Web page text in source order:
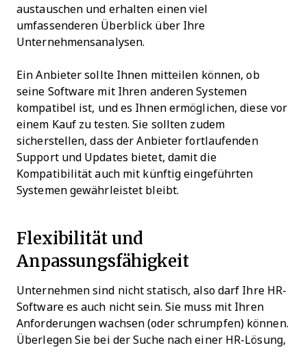
austauschen und erhalten einen viel
umfassenderen Überblick über Ihre
Unternehmensanalysen.
Ein Anbieter sollte Ihnen mitteilen können, ob
seine Software mit Ihren anderen Systemen
kompatibel ist, und es Ihnen ermöglichen, diese vor
einem Kauf zu testen. Sie sollten zudem
sicherstellen, dass der Anbieter fortlaufenden
Support und Updates bietet, damit die
Kompatibilität auch mit künftig eingeführten
Systemen gewährleistet bleibt.
Flexibilität und
Anpassungsfähigkeit
Unternehmen sind nicht statisch, also darf Ihre HR-
Software es auch nicht sein. Sie muss mit Ihren
Anforderungen wachsen (oder schrumpfen) können.
Überlegen Sie bei der Suche nach einer HR-Lösung,